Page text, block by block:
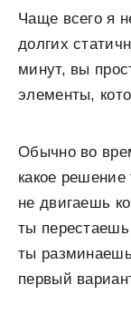
Чаще всего я
долгих
минут, вы
элементы,
Обычно во
какое
не двигаешь
ты
ты
первый